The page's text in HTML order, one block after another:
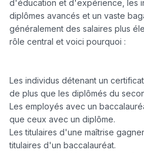
d'éducation et d'expérience, les
diplômes avancés et un vaste
généralement des salaires plus
rôle central et voici pourquoi :
Les individus détenant un
de plus que les diplômés du
Les employés avec un
que ceux avec un diplôme.
Les titulaires d'une maîtrise
titulaires d'un baccalauréat.